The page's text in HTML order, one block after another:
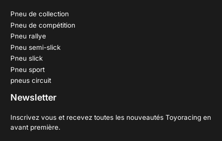
Pneu de collection
Pneu de compétition
Pneu rallye
Pneu semi-slick
Pneu slick
Pneu sport
pneus circuit
Newsletter
Inscrivez vous et recevez toutes les nouveautés Toyoracing en
avant première.